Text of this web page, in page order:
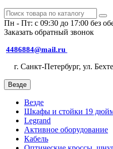
Пн - Пт: с 09:30 до 17:00 без
Заказать обратный звонок
4486884@mail.ru
г. Санкт-Петербург, ул.
Везде
Везде
Шкафы и стойки 19
Legrand
Активное оборудование
Кабель